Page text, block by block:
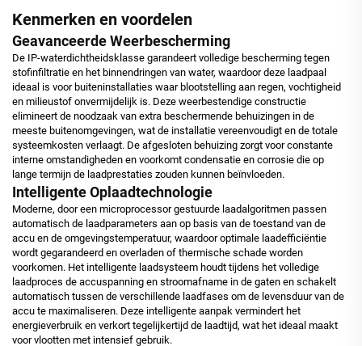
Kenmerken en voordelen
Geavanceerde Weerbescherming
De IP-waterdichtheidsklasse garandeert volledige bescherming tegen
stofinfiltratie en het binnendringen van water, waardoor deze laadpaal
ideaal is voor buiteninstallaties waar blootstelling aan regen, vochtigheid
en milieustof onvermijdelijk is. Deze weerbestendige constructie
elimineert de noodzaak van extra beschermende behuizingen in de
meeste buitenomgevingen, wat de installatie vereenvoudigt en de totale
systeemkosten verlaagt. De afgesloten behuizing zorgt voor constante
interne omstandigheden en voorkomt condensatie en corrosie die op
lange termijn de laadprestaties zouden kunnen beïnvloeden.
Intelligente Oplaadtechnologie
Moderne, door een microprocessor gestuurde laadalgoritmen passen
automatisch de laadparameters aan op basis van de toestand van de
accu en de omgevingstemperatuur, waardoor optimale laadefficiëntie
wordt gegarandeerd en overladen of thermische schade worden
voorkomen. Het intelligente laadsysteem houdt tijdens het volledige
laadproces de accuspanning en stroomafname in de gaten en schakelt
automatisch tussen de verschillende laadfases om de levensduur van de
accu te maximaliseren. Deze intelligente aanpak vermindert het
energieverbruik en verkort tegelijkertijd de laadtijd, wat het ideaal maakt
voor vlootten met intensief gebruik.